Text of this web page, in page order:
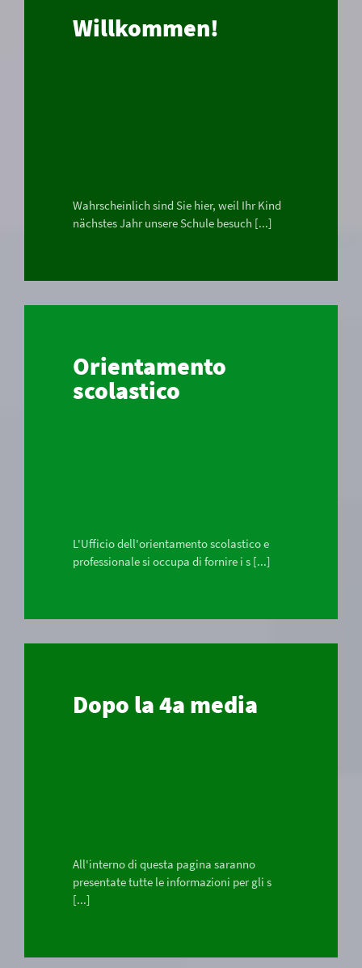
Willkommen!
Wahrscheinlich sind Sie hier, weil Ihr Kind
nächstes Jahr unsere Schule besuch [...]
Orientamento
scolastico
L'Ufficio dell'orientamento scolastico e
professionale si occupa di fornire i s [...]
Dopo la 4a media
All'interno di questa pagina saranno
presentate tutte le informazioni per gli s
[...]